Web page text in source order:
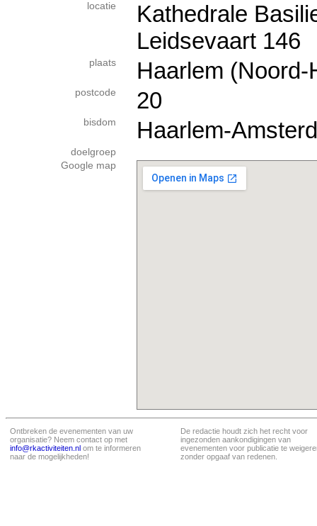
locatie
Kathedrale
Leidsevaart 146
plaats Haarlem (Noord-
postcode 20
bisdom Haarlem-
doelgroep
Google map
Ontbreken de evenementen van uw
organisatie? Neem contact op met
info@rkactiviteiten.nl om te informeren
naar de mogelijkheden!
De redactie houdt zich het recht voor
ingezonden aankondigingen van
evenementen voor publicatie te
zonder opgaaf van redenen.